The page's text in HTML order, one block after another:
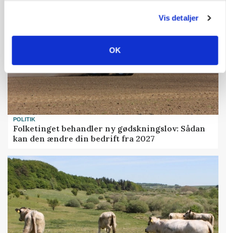
Vis detaljer
OK
POLITIK
Folketinget behandler ny gødskningslov: Sådan
kan den ændre din bedrift fra 2027